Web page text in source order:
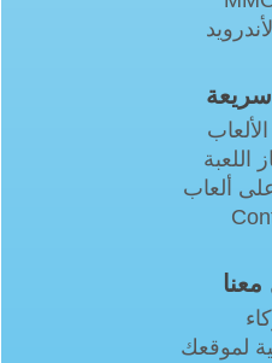
اللعبة
ألعاب
لموقعك